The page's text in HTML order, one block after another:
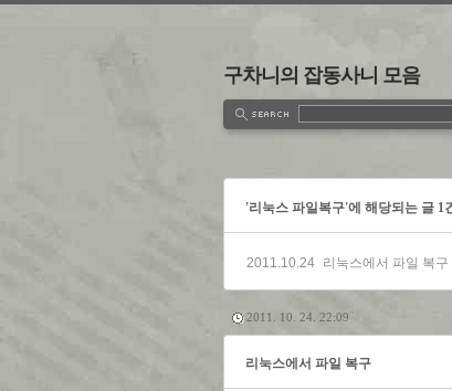
구차니의 잡동사니 모음
'리눅스 파일복구'에 해당되는 글 1
2011.10.24 리눅스에서 파일 복구
2011. 10. 24. 22:09
리눅스에서 파일 복구